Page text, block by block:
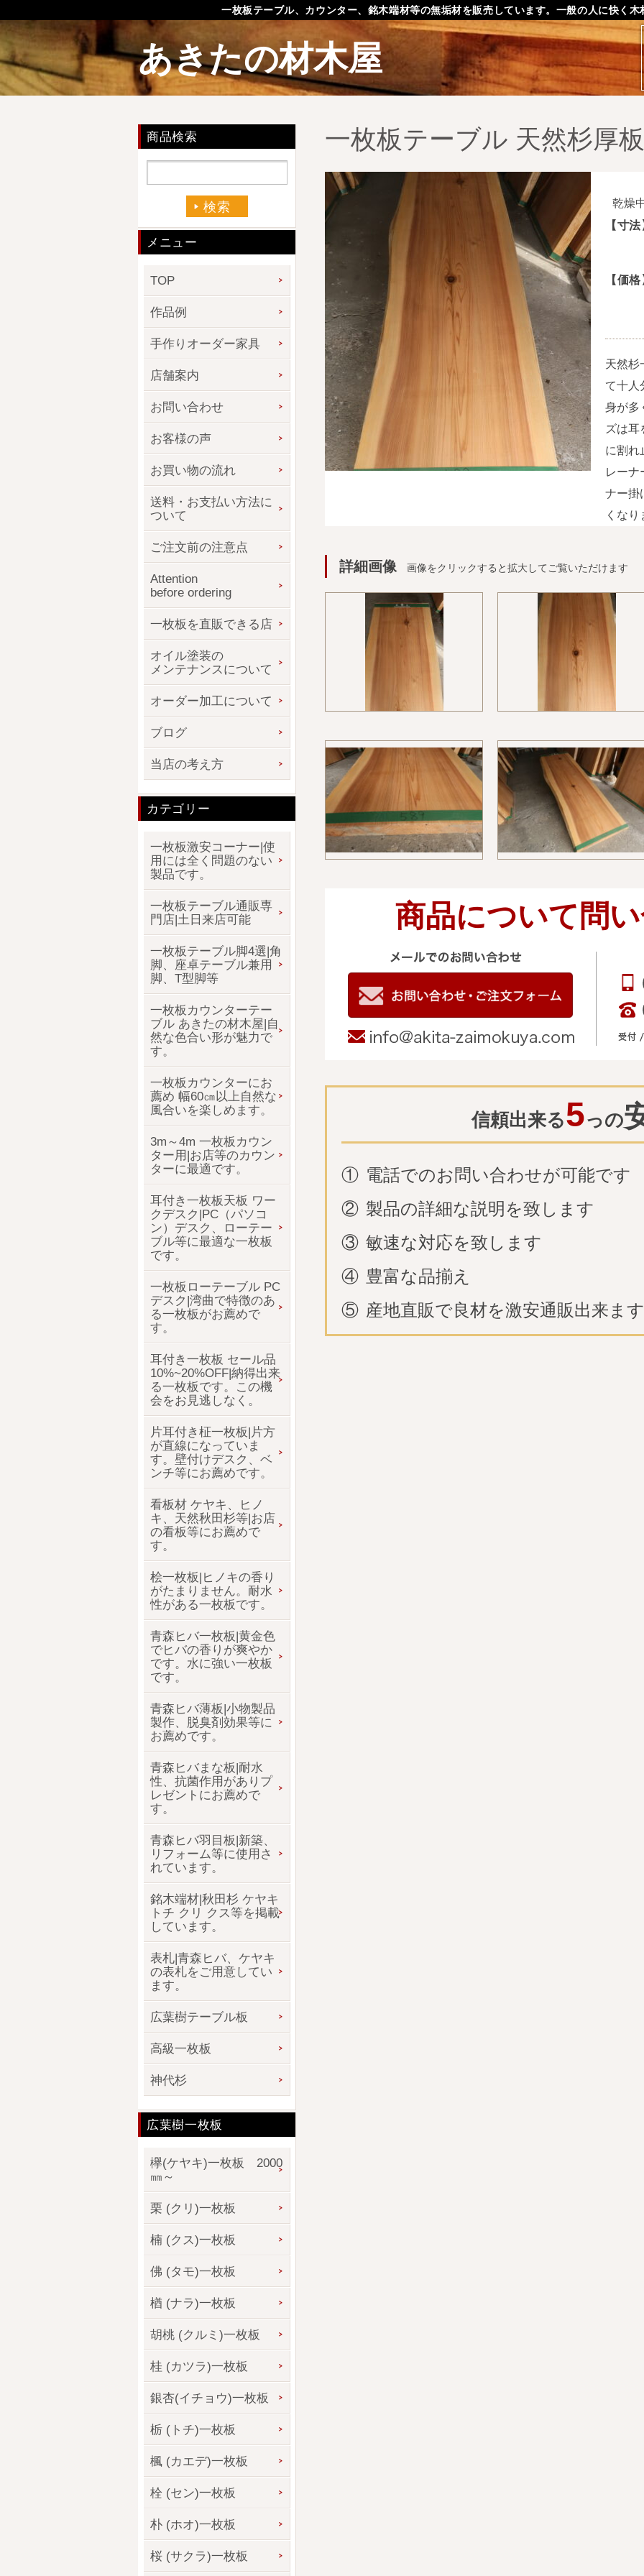
一枚板テーブル、カウンター、銘木端材等の無垢材を販売しています。一般の人に快く
あきたの材木屋
一枚板テーブル 天然杉厚板
乾燥
【寸
【価
天然杉
て十人
身が多
ズは耳
に割れ
レーナ
ナー掛
くなり
詳細画像 画像をクリックすると拡大してご覧いただけます
商品について問
信頼出来る5っの
① 電話でのお問い合わせが可能です
② 製品の詳細な説明を致します
③ 敏速な対応を致します
④ 豊富な品揃え
⑤ 産地直販で良材を激安通販出来ます
商品検索
メニュー
TOP
作品例
手作りオーダー家具
店舗案内
お問い合わせ
お客様の声
お買い物の流れ
送料・お支払い方法に
ついて
ご注文前の注意点
Attention
before ordering
一枚板を直販できる店
オイル塗装の
メンテナンスについて
オーダー加工について
ブログ
当店の考え方
カテゴリー
一枚板激安コーナー|使
用には全く問題のない
製品です。
一枚板テーブル通販専
門店|土日来店可能
一枚板テーブル脚4選|角
脚、座卓テーブル兼用
脚、T型脚等
一枚板カウンターテー
ブル あきたの材木屋|自
然な色合い形が魅力で
す。
一枚板カウンターにお
薦め 幅60㎝以上自然な
風合いを楽しめます。
3m～4m 一枚板カウン
ター用|お店等のカウン
ターに最適です。
耳付き一枚板天板 ワー
クデスク|PC（パソコ
ン）デスク、ローテー
ブル等に最適な一枚板
です。
一枚板ローテーブル PC
デスク|湾曲で特徴のあ
る一枚板がお薦めで
す。
耳付き一枚板 セール品
10%~20%OFF|納得出来
る一枚板です。この機
会をお見逃しなく。
片耳付き柾一枚板|片方
が直線になっていま
す。壁付けデスク、ベ
ンチ等にお薦めです。
看板材 ケヤキ、ヒノ
キ、天然秋田杉等|お店
の看板等にお薦めで
す。
桧一枚板|ヒノキの香り
がたまりません。耐水
性がある一枚板です。
青森ヒバ一枚板|黄金色
でヒバの香りが爽やか
です。水に強い一枚板
です。
青森ヒバ薄板|小物製品
製作、脱臭剤効果等に
お薦めです。
青森ヒバまな板|耐水
性、抗菌作用がありプ
レゼントにお薦めで
す。
青森ヒバ羽目板|新築、
リフォーム等に使用さ
れています。
銘木端材|秋田杉 ケヤキ
トチ クリ クス等を掲載
しています。
表札|青森ヒバ、ケヤキ
の表札をご用意してい
ます。
広葉樹テーブル板
高級一枚板
神代杉
広葉樹一枚板
欅(ケヤキ)一枚板 2000
㎜～
栗 (クリ)一枚板
楠 (クス)一枚板
佛 (タモ)一枚板
楢 (ナラ)一枚板
胡桃 (クルミ)一枚板
桂 (カツラ)一枚板
銀杏(イチョウ)一枚板
栃 (トチ)一枚板
楓 (カエデ)一枚板
栓 (セン)一枚板
朴 (ホオ)一枚板
桜 (サクラ)一枚板